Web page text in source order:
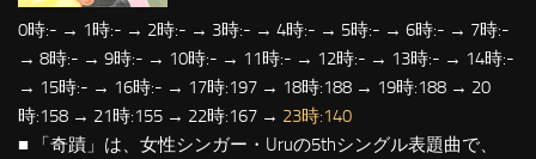
0時:- → 1時:- → 2時:- → 3時:- → 4時:- → 5時:- → 6時:- → 7時:-
→ 8時:- → 9時:- → 10時:- → 11時:- → 12時:- → 13時:- → 14時:-
→ 15時:- → 16時:- → 17時:197 → 18時:188 → 19時:188 → 20
時:158 → 21時:155 → 22時:167 → 23時:140
■ 「奇蹟」は、女性シンガー・Uruの5thシングル表題曲で、